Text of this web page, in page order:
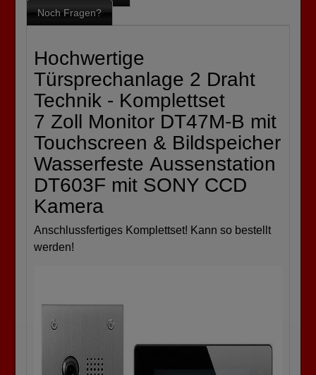
Noch Fragen?
Hochwertige
Türsprechanlage 2 Draht
Technik - Komplettset
7 Zoll Monitor DT47M-B mit
Touchscreen & Bildspeicher
Wasserfeste Aussenstation
DT603F mit SONY CCD
Kamera
Anschlussfertiges Komplettset! Kann so bestellt
werden!